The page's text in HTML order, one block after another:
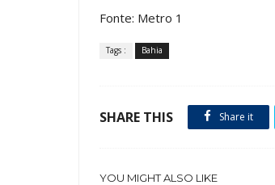
Fonte: Metro 1
Tags : Bahia
SHARE THIS Share it
YOU MIGHT ALSO LIKE